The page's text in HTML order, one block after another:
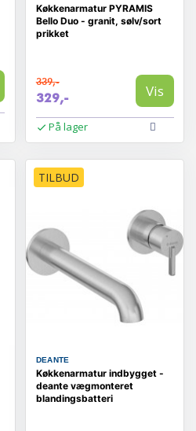
Køkkenarmatur PYRAMIS
Bello Duo - granit, sølv/sort
prikket
339,-
329,- Vis
På lager
TILBUD
DEANTE
Køkkenarmatur indbygget -
deante vægmonteret
blandingsbatteri